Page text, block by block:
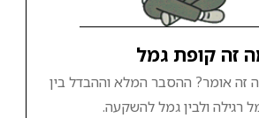
זה קופת גמל
זה אומר? ההסבר המלא וההבדל בין
רגילה ולבין גמל להשקעה.